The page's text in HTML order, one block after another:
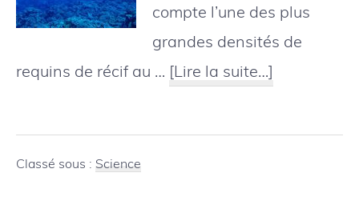
compte l’une des plus
grandes densités de
requins de récif au … [Lire la suite…]
:
Classé sous : Science